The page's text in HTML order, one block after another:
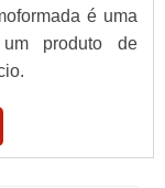
é uma
produto de